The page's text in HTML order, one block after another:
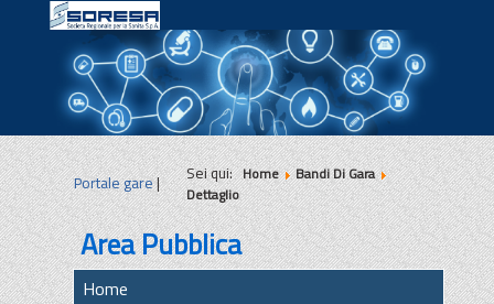
|||
Portale gare| Sei qui:Home
Bandi Di Gara
Dettaglio
Area Pubblica
Home